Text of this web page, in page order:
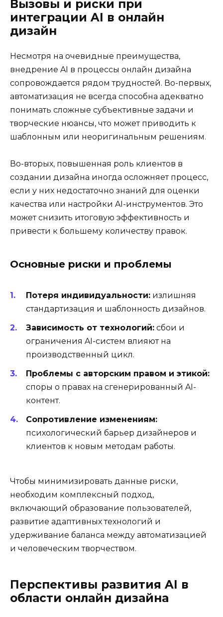
Вызовы и риски при
интеграции AI в онлайн
дизайн
Несмотря на очевидные преимущества,
внедрение AI в процессы онлайн дизайна
сопровождается рядом трудностей. Во-первых,
автоматизация не всегда способна адекватно
понимать сложные субъективные задачи и
творческие нюансы, что может приводить к
шаблонным или неоригинальным решениям.
Во-вторых, повышенная роль клиентов в
создании дизайна иногда осложняет процесс,
если у них недостаточно знаний для оценки
качества или настройки AI-инструментов. Это
может снизить итоговую эффективность и
привести к большему количеству правок.
Основные риски и проблемы
Потеря индивидуальности: излишняя
стандартизация и шаблонность дизайнов.
Зависимость от технологий: сбои и
ограничения AI-систем влияют на
производственный цикл.
Проблемы с авторским правом и этикой:
споры о правах на сгенерированный AI-
контент.
Сопротивление изменениям:
психологический барьер дизайнеров и
клиентов к новым методам работы.
Чтобы минимизировать данные риски,
необходим комплексный подход,
включающий образование пользователей,
развитие адаптивных технологий и
удерживание баланса между автоматизацией
и человеческим творчеством.
Перспективы развития AI в
области онлайн дизайна